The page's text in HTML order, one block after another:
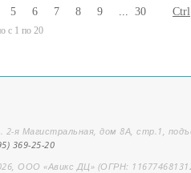
5 6 7 8 9 ... 30 Ctrl
с 1 по 20
2-я Магистральная, дом 8А, стр.1,
369-25-20
ООО «Авикс ДЦ» (ОГРН: